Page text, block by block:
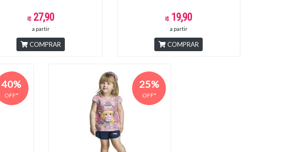
27,90
a partir
COMPRAR
19,90
a partir
COMPRAR
40%
OFF*
25%
OFF*